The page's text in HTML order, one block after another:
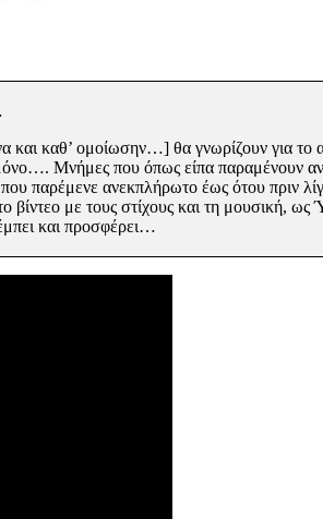
και καθ’ ομοίωσην…] θα γνωρίζουν για το
Μνήμες που όπως είπα παραμένουν
παρέμενε ανεκπλήρωτο έως ότου πριν
βίντεο με τους στίχους και τη μουσική,
και προσφέρει…